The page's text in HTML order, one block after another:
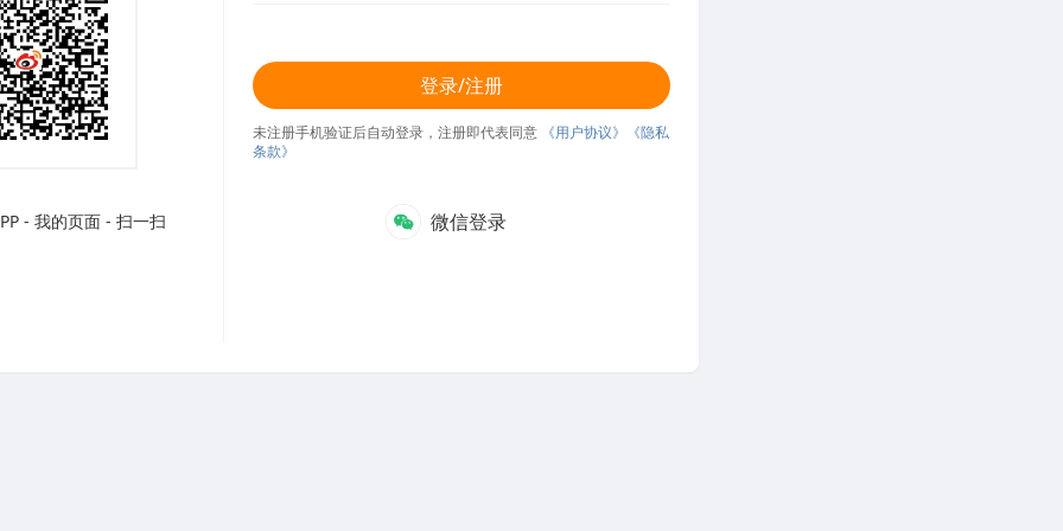
- 我的页面 - 扫一扫
登录/注册
未注册手机验证后自动登录，注册即代表同意 《用户协议》
《隐私
条款》
微信登录